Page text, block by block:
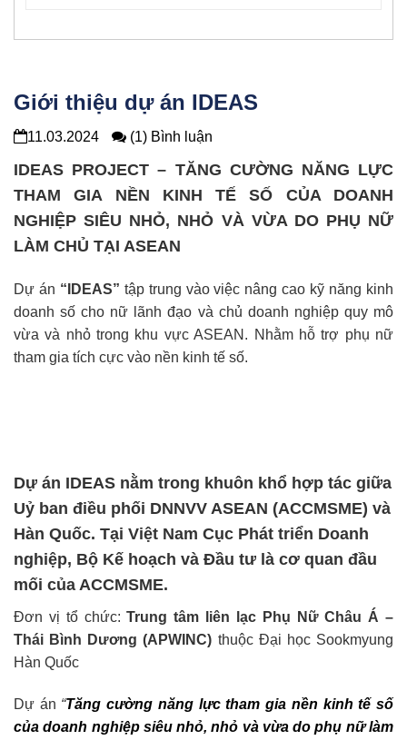
Giới thiệu dự án IDEAS
11.03.2024 (1) Bình luận
IDEAS PROJECT – TĂNG CƯỜNG NĂNG LỰC
THAM GIA NỀN KINH TẾ SỐ CỦA DOANH
NGHIỆP SIÊU NHỎ, NHỎ VÀ VỪA DO PHỤ NỮ
LÀM CHỦ TẠI ASEAN
Dự án “IDEAS” tập trung vào việc nâng cao kỹ năng kinh
doanh số cho nữ lãnh đạo và chủ doanh nghiệp quy mô
vừa và nhỏ trong khu vực ASEAN. Nhằm hỗ trợ phụ nữ
tham gia tích cực vào nền kinh tế số.
Dự án IDEAS nằm trong khuôn khổ hợp tác giữa
Uỷ ban điều phối DNNVV ASEAN (ACCMSME) và
Hàn Quốc. Tại Việt Nam Cục Phát triển Doanh
nghiệp, Bộ Kế hoạch và Đầu tư là cơ quan đầu
mối của ACCMSME.
Đơn vị tổ chức: Trung tâm liên lạc Phụ Nữ Châu Á –
Thái Bình Dương (APWINC) thuộc Đại học Sookmyung
Hàn Quốc
Dự án “Tăng cường năng lực tham gia nền kinh tế số
của doanh nghiệp siêu nhỏ, nhỏ và vừa do phụ nữ làm